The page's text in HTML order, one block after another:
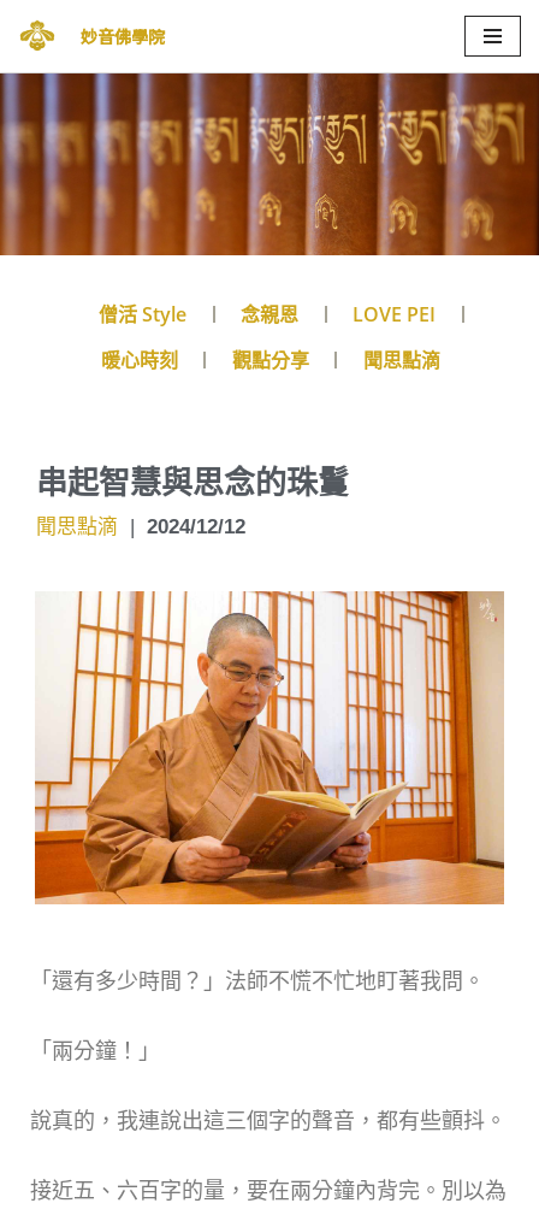
content
妙音佛學院
僧活 Style 念親恩
LOVE PEI
暖心時刻
觀點分享 聞思點滴
串起智慧與思念的珠鬘
聞思點滴 | 2024/12/12
「還有多少時間？」法師不慌不忙地盯著我問。
「兩分鐘！」
說真的，我連說出這三個字的聲音，都有些顫抖。
接近五、六百字的量，要在兩分鐘內背完。別以為